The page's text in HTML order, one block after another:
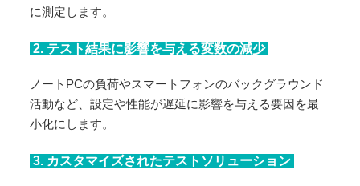
に測定します。
2. テスト結果に影響を与える変数の減少
ノートPCの負荷やスマートフォンのバックグラウンド
活動など、設定や性能が遅延に影響を与える要因を最
小化にします。
3. カスタマイズされたテストソリューション